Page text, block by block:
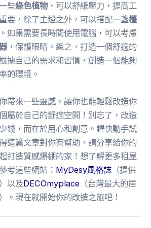
些綠色植物，可以舒緩壓力，提高工
要，除了主燈之外，可以搭配一盞檯
如果需要長時間使用電腦，可以考慮
，保護眼睛。總之，打造一個舒適的
據自己的需求和習慣，創造一個能夠
的環境。
帶來一些靈感，讓你也能輕鬆改造你
屬於自己的舒適空間！別忘了，改造
錢，而在於用心和創意。趕快動手試
這篇文章對你有幫助，請分享給你的
打造質感爆棚的家！想了解更多租屋
考這些網站： MyDesy風格誌 （提供
以及DECOmyplace （台灣最大的居
。現在就開始你的改造之旅吧！